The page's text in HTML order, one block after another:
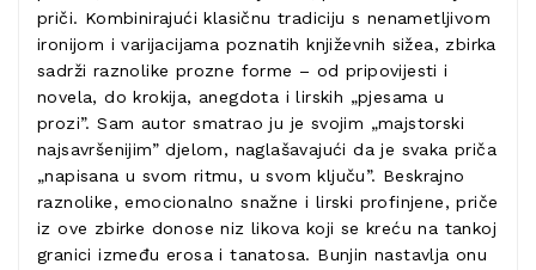
priči. Kombinirajući klasičnu tradiciju s nenametljivom
ironijom i varijacijama poznatih književnih sižea, zbirka
sadrži raznolike prozne forme – od pripovijesti i
novela, do krokija, anegdota i lirskih „pjesama u
prozi”. Sam autor smatrao ju je svojim „majstorski
najsavršenijim” djelom, naglašavajući da je svaka priča
„napisana u svom ritmu, u svom ključu”. Beskrajno
raznolike, emocionalno snažne i lirski profinjene, priče
iz ove zbirke donose niz likova koji se kreću na tankoj
granici između erosa i tanatosa. Bunjin nastavlja onu